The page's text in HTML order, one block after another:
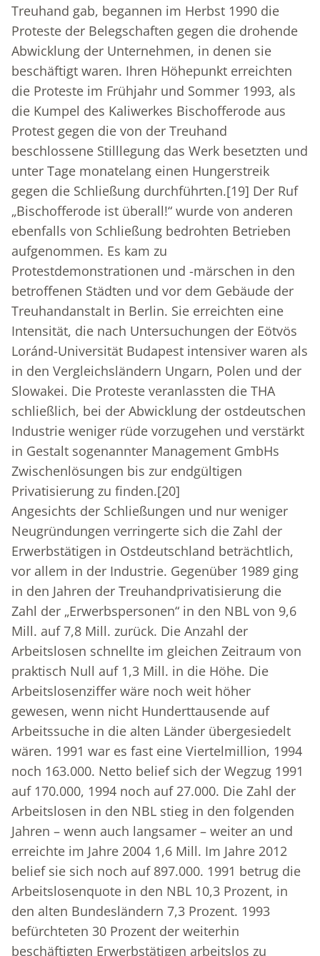
Treuhand gab, begannen im Herbst 1990 die
Proteste der Belegschaften gegen die drohende
Abwicklung der Unternehmen, in denen sie
beschäftigt waren. Ihren Höhepunkt erreichten
die Proteste im Frühjahr und Sommer 1993, als
die Kumpel des Kaliwerkes Bischofferode aus
Protest gegen die von der Treuhand
beschlossene Stilllegung das Werk besetzten und
unter Tage monatelang einen Hungerstreik
gegen die Schließung durchführten.[19] Der Ruf
„Bischofferode ist überall!“ wurde von anderen
ebenfalls von Schließung bedrohten Betrieben
aufgenommen. Es kam zu
Protestdemonstrationen und -märschen in den
betroffenen Städten und vor dem Gebäude der
Treuhandanstalt in Berlin. Sie erreichten eine
Intensität, die nach Untersuchungen der Eötvös
Loránd-Universität Budapest intensiver waren als
in den Vergleichsländern Ungarn, Polen und der
Slowakei. Die Proteste veranlassten die THA
schließlich, bei der Abwicklung der ostdeutschen
Industrie weniger rüde vorzugehen und verstärkt
in Gestalt sogenannter Management GmbHs
Zwischenlösungen bis zur endgültigen
Privatisierung zu finden.[20]
Angesichts der Schließungen und nur weniger
Neugründungen verringerte sich die Zahl der
Erwerbstätigen in Ostdeutschland beträchtlich,
vor allem in der Industrie. Gegenüber 1989 ging
in den Jahren der Treuhandprivatisierung die
Zahl der „Erwerbspersonen“ in den NBL von 9,6
Mill. auf 7,8 Mill. zurück. Die Anzahl der
Arbeitslosen schnellte im gleichen Zeitraum von
praktisch Null auf 1,3 Mill. in die Höhe. Die
Arbeitslosenziffer wäre noch weit höher
gewesen, wenn nicht Hunderttausende auf
Arbeitssuche in die alten Länder übergesiedelt
wären. 1991 war es fast eine Viertelmillion, 1994
noch 163.000. Netto belief sich der Wegzug 1991
auf 170.000, 1994 noch auf 27.000. Die Zahl der
Arbeitslosen in den NBL stieg in den folgenden
Jahren – wenn auch langsamer – weiter an und
erreichte im Jahre 2004 1,6 Mill. Im Jahre 2012
belief sie sich noch auf 897.000. 1991 betrug die
Arbeitslosenquote in den NBL 10,3 Prozent, in
den alten Bundesländern 7,3 Prozent. 1993
befürchteten 30 Prozent der weiterhin
beschäftigten Erwerbstätigen arbeitslos zu